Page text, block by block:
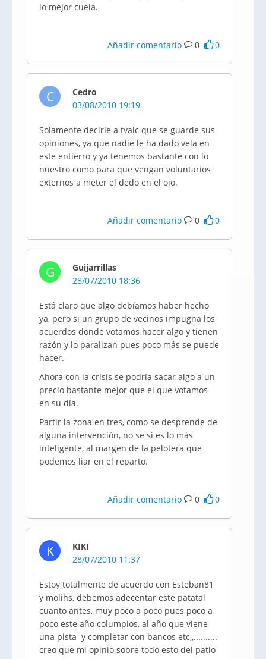
lo mejor cuela.
Añadir comentario 0 0
C
Cedro
03/08/2010 19:19
Solamente decirle a tvalc que se guarde sus
opiniones, ya que nadie le ha dado vela en
este entierro y ya tenemos bastante con lo
nuestro como para que vengan voluntarios
externos a meter el dedo en el ojo.
Añadir comentario 0 0
G
Guijarrillas
28/07/2010 18:36
Está claro que algo debíamos haber hecho
ya, pero si un grupo de vecinos impugna los
acuerdos donde votamos hacer algo y tienen
razón y lo paralizan pues poco más se puede
hacer.
Ahora con la crisis se podría sacar algo a un
precio bastante mejor que el que votamos
en su día.
Partir la zona en tres, como se desprende de
alguna intervención, no se si es lo más
inteligente, al margen de la pelotera que
podemos liar en el reparto.
Añadir comentario 0 0
K
KIKI
28/07/2010 11:37
Estoy totalmente de acuerdo con Esteban81
y molihs, debemos adecentar este patatal
cuanto antes, muy poco a poco pues poco a
poco este año columpios, al año que viene
una pista y completar con bancos etc,,..........
creo que mi opinio sobre todo esto del patio